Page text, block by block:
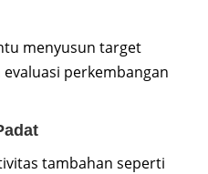
menyusun target
perkembangan
tambahan seperti